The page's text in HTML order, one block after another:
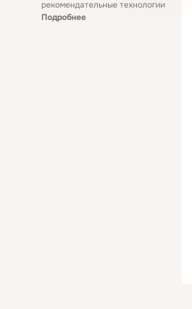
рекомендательные технологии
Подробнее